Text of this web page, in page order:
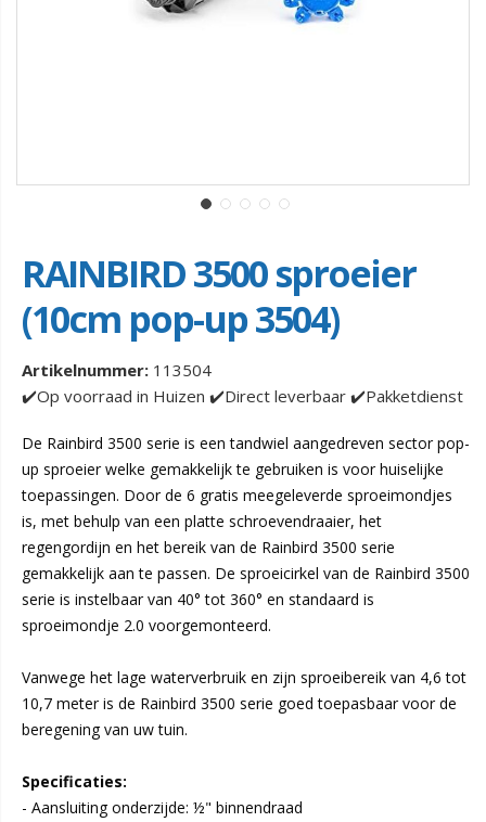
RAINBIRD 3500 sproeier
(10cm pop-up 3504)
Artikelnummer: 113504
✔️Op voorraad in Huizen ✔️Direct leverbaar ✔️Pakketdienst
De Rainbird 3500 serie is een tandwiel aangedreven sector pop-
up sproeier welke gemakkelijk te gebruiken is voor huiselijke
toepassingen. Door de 6 gratis meegeleverde sproeimondjes
is, met behulp van een platte schroevendraaier, het
regengordijn en het bereik van de Rainbird 3500 serie
gemakkelijk aan te passen. De sproeicirkel van de Rainbird 3500
serie is instelbaar van 40° tot 360° en standaard is
sproeimondje 2.0 voorgemonteerd.
Vanwege het lage waterverbruik en zijn sproeibereik van 4,6 tot
10,7 meter is de Rainbird 3500 serie goed toepasbaar voor de
beregening van uw tuin.
Specificaties:
- Aansluiting onderzijde: ½" binnendraad